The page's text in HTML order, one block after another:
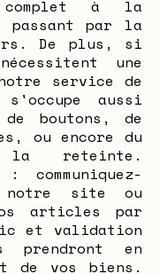
à la
passant par la
De plus, si
une
service de
s'occupe aussi
boutons, de
ou encore du
la reteinte.
notre site ou
articles par
et validation
prendront en
de vos biens.